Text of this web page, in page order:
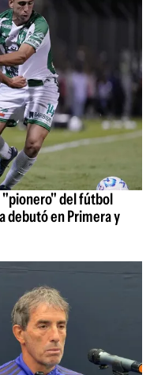
"pionero" del fútbol
debutó en Primera y